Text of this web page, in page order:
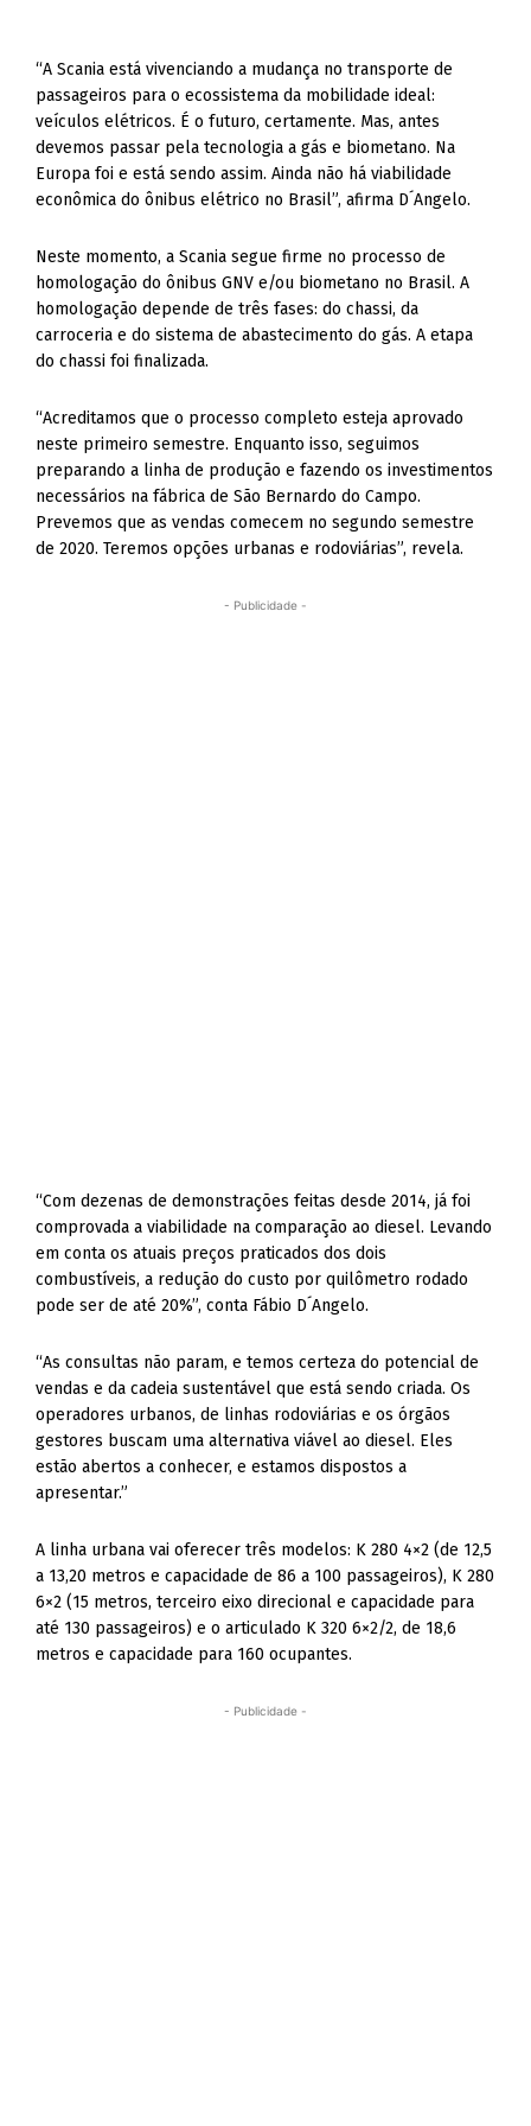
“A Scania está vivenciando a mudança no transporte de
passageiros para o ecossistema da mobilidade ideal:
veículos elétricos. É o futuro, certamente. Mas, antes
devemos passar pela tecnologia a gás e biometano. Na
Europa foi e está sendo assim. Ainda não há viabilidade
econômica do ônibus elétrico no Brasil”, afirma D´Angelo.
Neste momento, a Scania segue firme no processo de
homologação do ônibus GNV e/ou biometano no Brasil. A
homologação depende de três fases: do chassi, da
carroceria e do sistema de abastecimento do gás. A etapa
do chassi foi finalizada.
“Acreditamos que o processo completo esteja aprovado
neste primeiro semestre. Enquanto isso, seguimos
preparando a linha de produção e fazendo os investimentos
necessários na fábrica de São Bernardo do Campo.
Prevemos que as vendas comecem no segundo semestre
de 2020. Teremos opções urbanas e rodoviárias”, revela.
- Publicidade -
“Com dezenas de demonstrações feitas desde 2014, já foi
comprovada a viabilidade na comparação ao diesel. Levando
em conta os atuais preços praticados dos dois
combustíveis, a redução do custo por quilômetro rodado
pode ser de até 20%”, conta Fábio D´Angelo.
“As consultas não param, e temos certeza do potencial de
vendas e da cadeia sustentável que está sendo criada. Os
operadores urbanos, de linhas rodoviárias e os órgãos
gestores buscam uma alternativa viável ao diesel. Eles
estão abertos a conhecer, e estamos dispostos a
apresentar.”
A linha urbana vai oferecer três modelos: K 280 4×2 (de 12,5
a 13,20 metros e capacidade de 86 a 100 passageiros), K 280
6×2 (15 metros, terceiro eixo direcional e capacidade para
até 130 passageiros) e o articulado K 320 6×2/2, de 18,6
metros e capacidade para 160 ocupantes.
- Publicidade -